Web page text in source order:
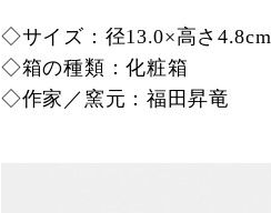
◇サイズ：径13.0×高さ4.8cm
◇箱の種類：化粧箱
◇作家／窯元：福田昇竜